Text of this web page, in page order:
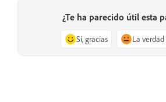
¿Te ha parecido útil esta
Sí, gracias La